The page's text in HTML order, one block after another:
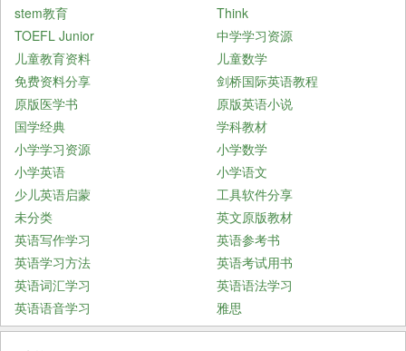
stem教育
Think
TOEFL Junior
中学学习资源
儿童教育资料
儿童数学
免费资料分享
剑桥国际英语教程
原版医学书
原版英语小说
国学经典
学科教材
小学学习资源
小学数学
小学英语
小学语文
少儿英语启蒙
工具软件分享
未分类
英文原版教材
英语写作学习
英语参考书
英语学习方法
英语考试用书
英语词汇学习
英语语法学习
英语语音学习
雅思